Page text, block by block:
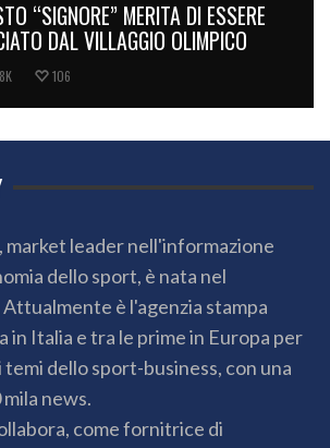
“SIGNORE” MERITA DI ESSERE
DAL VILLAGGIO OLIMPICO
106
market leader nell'informazione
dello sport, è nata nel
è l'agenzia stampa
in Italia e tra le prime in Europa per
dello sport-business, con una
news.
come fornitrice di